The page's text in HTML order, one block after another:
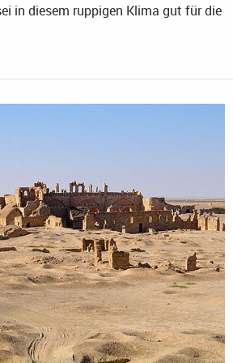
in diesem ruppigen Klima gut für die